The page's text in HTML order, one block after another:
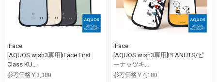
iFace
[AQUOS wish3専用]iFace First
Class KU...
参考価格￥3,300
iFace
[AQUOS wish3専用]PEANUTS/ピ
ーナッツキ...
参考価格￥4,180